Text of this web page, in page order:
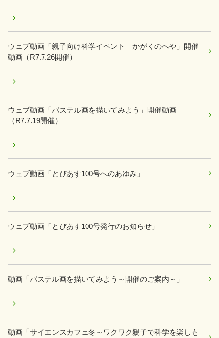
ウェブ動画「親子向け科学イベント かがくのへや」開催
動画（R7.7.26開催）
ウェブ動画「パステル画を描いてみよう」開催動画
（R7.7.19開催）
ウェブ動画「とぴあす100号へのあゆみ」
ウェブ動画「とぴあす100号発行のお知らせ」
動画「パステル画を描いてみよう～開催のご案内～」
動画「サイエンスカフェ冬～ワクワク親子で科学を楽しも